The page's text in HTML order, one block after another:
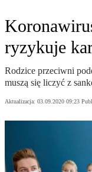
ryzykuje
Rodzice przeciwni
muszą się liczyć z
Aktualizacja: 03.09.2020 09:23